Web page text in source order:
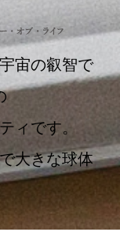
宙の叡智で
ィです。
大きな球体